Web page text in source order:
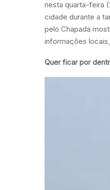
nesta quarta-feira
cidade durante a
pelo Chapada
informações
Quer ficar por